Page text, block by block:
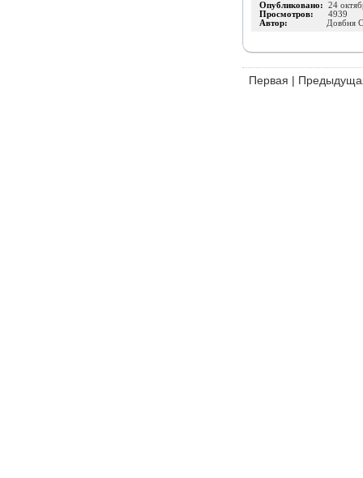
Опубликовано: 24
Просмотров: 4939
Автор: Довбня
Первая |